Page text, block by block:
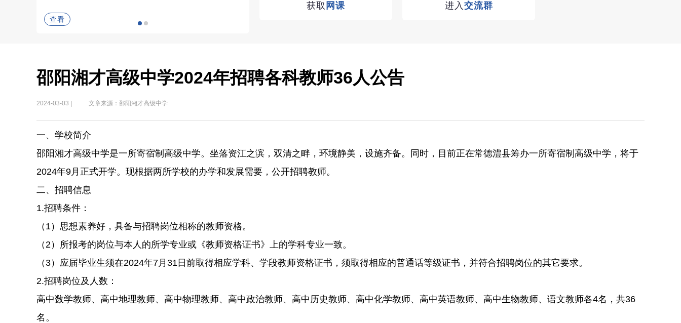
查看
获取 网课 进入 交流群
邵阳湘才高级中学2024年招聘各科教师36人公告
2024-03-03 | 文章来源：邵阳湘才高级中学
一、学校简介
邵阳湘才高级中学是一所寄宿制高级中学。坐落资江之滨，双清之畔，环境静美，设施齐备。同时，目前正在常德澧县筹办一所寄宿制高级中学，将于
2024年9月正式开学。现根据两所学校的办学和发展需要，公开招聘教师。
二、招聘信息
1.招聘条件：
（1）思想素养好，具备与招聘岗位相称的教师资格。
（2）所报考的岗位与本人的所学专业或《教师资格证书》上的学科专业一致。
（3）应届毕业生须在2024年7月31日前取得相应学科、学段教师资格证书，须取得相应的普通话等级证书，并符合招聘岗位的其它要求。
2.招聘岗位及人数：
高中数学教师、高中地理教师、高中物理教师、高中政治教师、高中历史教师、高中化学教师、高中英语教师、高中生物教师、语文教师各4名，共36
名。